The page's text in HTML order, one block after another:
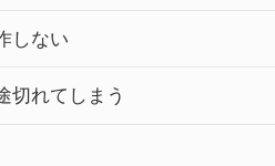
しない
切れてしまう